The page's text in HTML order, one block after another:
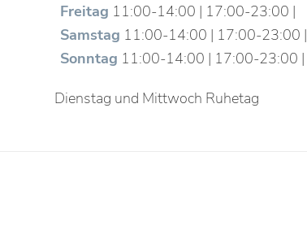
Freitag 11:00-14:00 | 17:00-23:00 |
Samstag 11:00-14:00 | 17:00-23:00 |
Sonntag 11:00-14:00 | 17:00-23:00 |
Dienstag und Mittwoch Ruhetag